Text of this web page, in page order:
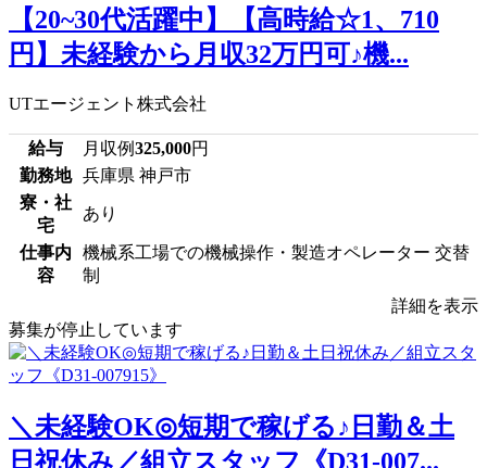
【20~30代活躍中】【高時給☆1、710
円】未経験から月収32万円可♪機...
UTエージェント株式会社
給与 月収例325,000円
勤務地
兵庫県 神戸市
寮・社
宅
あり
仕事内
容
機械系工場での機械操作・製造オペレーター 交替
制
詳細を表示
募集が停止しています
＼未経験OK◎短期で稼げる♪日勤＆土
日祝休み／組立スタッフ《D31-007...